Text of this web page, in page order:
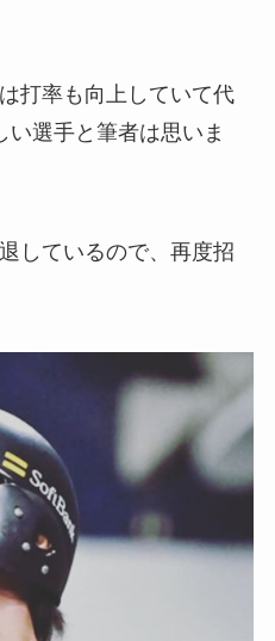
打率も向上していて代
選手と筆者は思いま
しているので、再度招